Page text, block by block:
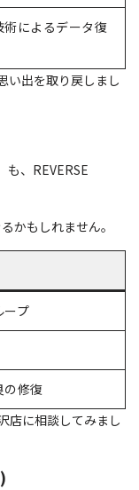
術によるデータ復
い出を取り戻しまし
、REVERSE
かもしれません。
ープ
の修復
店に相談してみまし